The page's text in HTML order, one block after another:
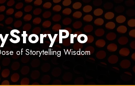
of Storytelling Wisdom